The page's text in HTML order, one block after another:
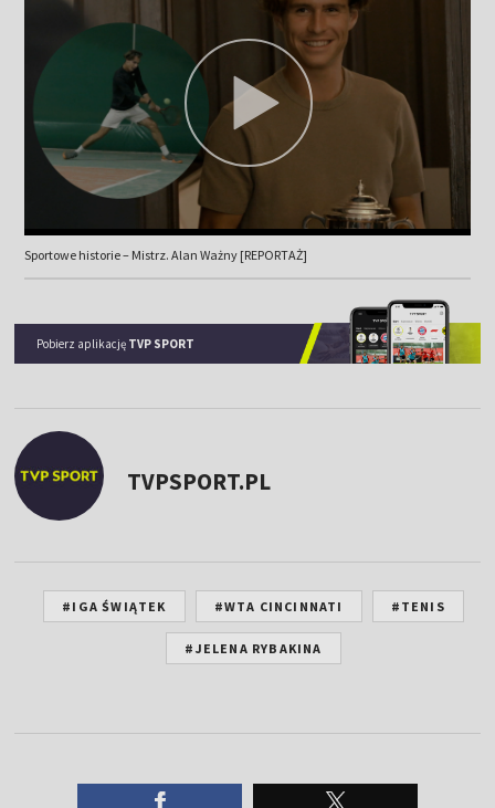
Sportowe historie – Mistrz. Alan Ważny [REPORTAŻ]
Pobierz aplikację TVP SPORT
TVPSPORT.PL
#IGA ŚWIĄTEK #WTA CINCINNATI #TENIS
#JELENA RYBAKINA